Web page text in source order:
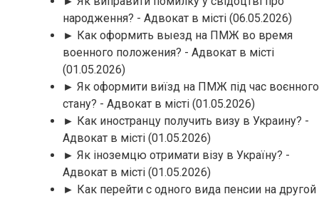
народження? - Адвокат в місті (06.05.2026)
► Как оформить выезд на ПМЖ во время
военного положения? - Адвокат в місті
(01.05.2026)
► Як оформити виїзд на ПМЖ під час воєнного
стану? - Адвокат в місті (01.05.2026)
► Как иностранцу получить визу в Украину? -
Адвокат в місті (01.05.2026)
► Як іноземцю отримати візу в Україну? -
Адвокат в місті (01.05.2026)
► Как перейти с одного вида пенсии на другой